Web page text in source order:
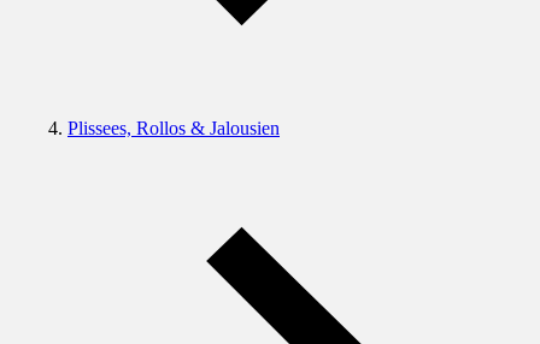
Plissees, Rollos & Jalousien